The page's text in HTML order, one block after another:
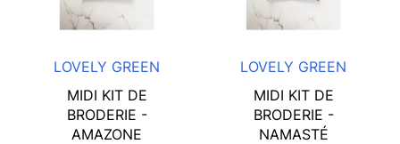
LOVELY GREEN
MIDI KIT DE
BRODERIE -
AMAZONE
LOVELY GREEN
MIDI KIT DE
BRODERIE -
NAMASTÉ